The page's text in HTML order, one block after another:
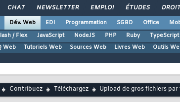
CHAT NEWSLETTER EMPLOI ÉTUDES
Dév. Web EDI Programmation SGBD Office
/ Flex JavaScript NodeJS PHP Ruby TypeScript
Web Tutoriels Web Sources Web Livres Web Outils
Contribuez Téléchargez Upload de gros fichiers